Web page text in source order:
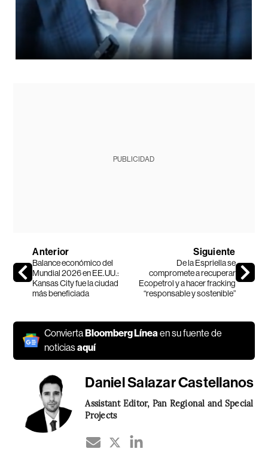
PUBLICIDAD
Anterior
Balance económico del
Mundial 2026 en EE.UU.:
Kansas City fue la ciudad
más beneficiada
Siguiente
De la Espriella se
compromete a recuperar
Ecopetrol y a hacer fracking
“responsable y sostenible”
ConviertaBloomberg Líneaen su fuente de
noticiasaquí
Daniel Salazar Castellanos
Assistant Editor, Pan Regional and Special
Projects